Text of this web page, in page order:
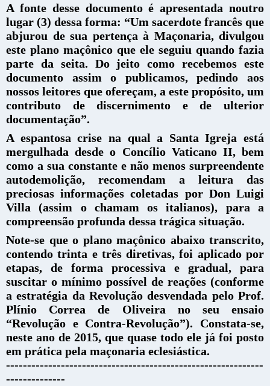
A fonte desse documento é apresentada noutro
lugar (3) dessa forma: “Um sacerdote francês que
abjurou de sua pertença à Maçonaria, divulgou
este plano maçônico que ele seguiu quando fazia
parte da seita. Do jeito como recebemos este
documento assim o publicamos, pedindo aos
nossos leitores que ofereçam, a este propósito, um
contributo de discernimento e de ulterior
documentação”.
A espantosa crise na qual a Santa Igreja está
mergulhada desde o Concílio Vaticano II, bem
como a sua constante e não menos surpreendente
autodemolição, recomendam a leitura das
preciosas informações coletadas por Don Luigi
Villa (assim o chamam os italianos), para a
compreensão profunda dessa trágica situação.
Note-se que o plano maçônico abaixo transcrito,
contendo trinta e três diretivas, foi aplicado por
etapas, de forma processiva e gradual, para
suscitar o mínimo possível de reações (conforme
a estratégia da Revolução desvendada pelo Prof.
Plínio Correa de Oliveira no seu ensaio
“Revolução e Contra-Revolução”). Constata-se,
neste ano de 2015, que quase todo ele já foi posto
em prática pela maçonaria eclesiástica.
-------------------------------------------------------------
--------------